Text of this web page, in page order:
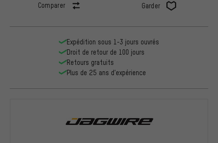
Comparer Garder
Expédition sous 1-3 jours ouvrés
Droit de retour de 100 jours
Retours gratuits
Plus de 25 ans d'expérience